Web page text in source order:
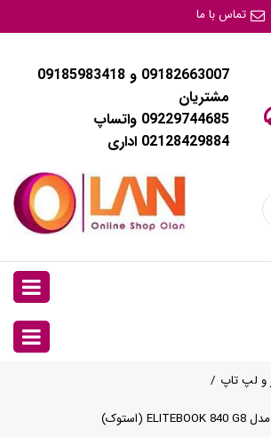
تماس با ما
09182663007 و 09185983418
مشتریان
09229744685 واتساپ
02128429884 اداری
و لپ تاپ